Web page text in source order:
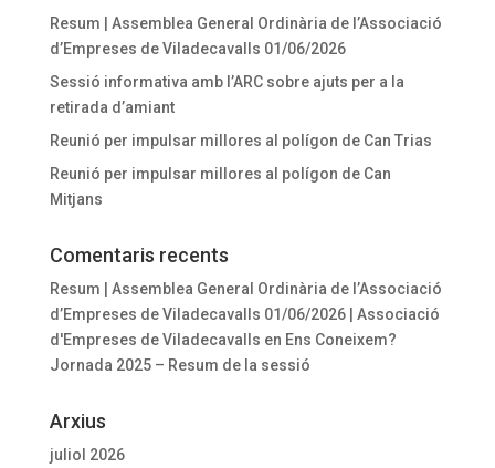
Resum | Assemblea General Ordinària de l’Associació
d’Empreses de Viladecavalls 01/06/2026
Sessió informativa amb l’ARC sobre ajuts per a la
retirada d’amiant
Reunió per impulsar millores al polígon de Can Trias
Reunió per impulsar millores al polígon de Can
Mitjans
Comentaris recents
Resum | Assemblea General Ordinària de l’Associació
d’Empreses de Viladecavalls 01/06/2026 | Associació
d'Empreses de Viladecavalls en Ens Coneixem?
Jornada 2025 – Resum de la sessió
Arxius
juliol 2026